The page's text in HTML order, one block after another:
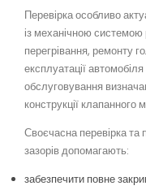
Перевірка особливо
із механічною
перегрівання, ремонту
експлуатації
обслуговування
конструкції клапанного
Своєчасна перевірка
зазорів допомагають:
забезпечити повне